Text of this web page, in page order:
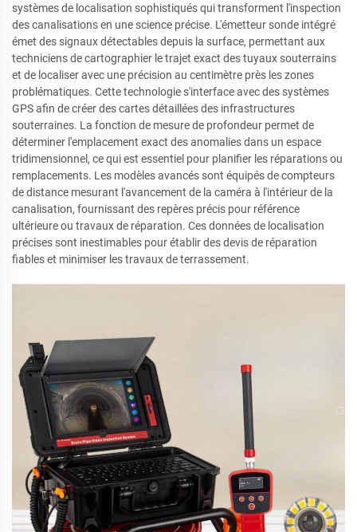
systèmes de localisation sophistiqués qui transforment l'inspection
des canalisations en une science précise. L'émetteur sonde intégré
émet des signaux détectables depuis la surface, permettant aux
techniciens de cartographier le trajet exact des tuyaux souterrains
et de localiser avec une précision au centimètre près les zones
problématiques. Cette technologie s'interface avec des systèmes
GPS afin de créer des cartes détaillées des infrastructures
souterraines. La fonction de mesure de profondeur permet de
déterminer l'emplacement exact des anomalies dans un espace
tridimensionnel, ce qui est essentiel pour planifier les réparations ou
remplacements. Les modèles avancés sont équipés de compteurs
de distance mesurant l'avancement de la caméra à l'intérieur de la
canalisation, fournissant des repères précis pour référence
ultérieure ou travaux de réparation. Ces données de localisation
précises sont inestimables pour établir des devis de réparation
fiables et minimiser les travaux de terrassement.